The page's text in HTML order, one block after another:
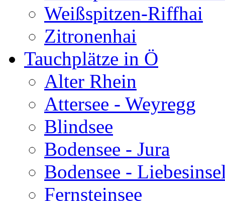
Weißspitzen-Riffhai
Zitronenhai
Tauchplätze in Ö
Alter Rhein
Attersee - Weyregg
Blindsee
Bodensee - Jura
Bodensee -
Fernsteinsee